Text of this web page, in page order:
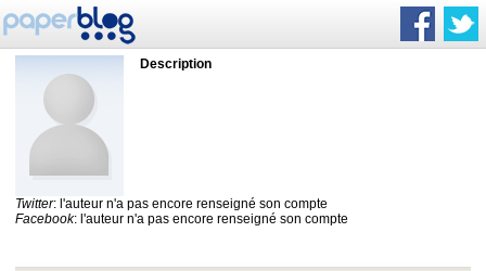
Description
Twitter: l'auteur n'a pas encore renseigné son compte
Facebook: l'auteur n'a pas encore renseigné son compte